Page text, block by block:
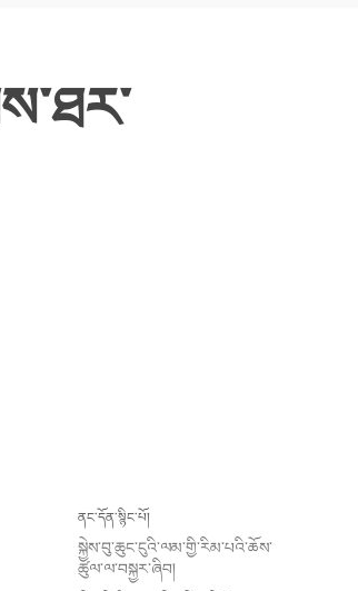
ནང་དོན་སྙིང་པོ།
སྐྱེས་བུ་ཆུང་ངུའི་ལམ་གྱི་རིམ་པའི་ཆོས་
ཚུལ་ལ་བསྐྱར་ཞིབ།